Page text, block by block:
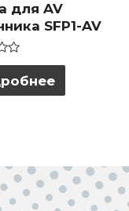
для AV
SFP1-AV